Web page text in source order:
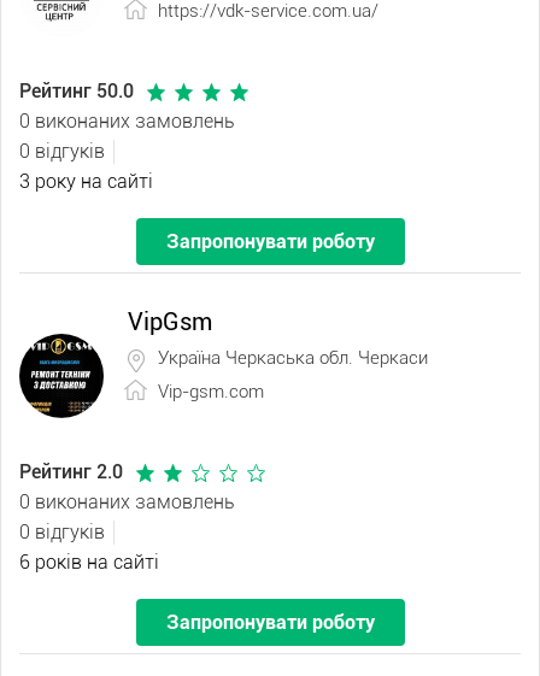
https://vdk-service.com.ua/
Рейтинг 50.0
0 виконаних замовлень
0 відгуків
3 року на сайті
Запропонувати роботу
VipGsm
Україна Черкаська обл. Черкаси
Vip-gsm.com
Рейтинг 2.0
0 виконаних замовлень
0 відгуків
6 років на сайті
Запропонувати роботу